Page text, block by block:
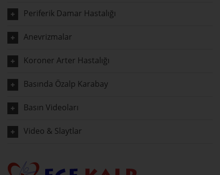
Periferik Damar Hastalığı
Anevrizmalar
Koroner Arter Hastalığı
Basında Özalp Karabay
Basın Videoları
Video & Slaytlar